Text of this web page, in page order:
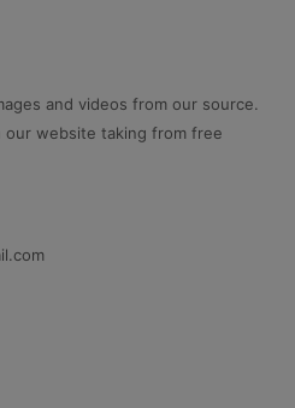
and videos from our source.
our website taking from free